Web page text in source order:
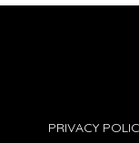
PRIVACY